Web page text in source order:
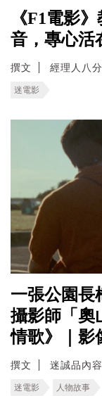
《F1電影
音，專心活
撰文 經理人八
迷電影
一張公園長
攝影師「奧
情歌》｜影
撰文 迷誠品內
迷電影 人物故事